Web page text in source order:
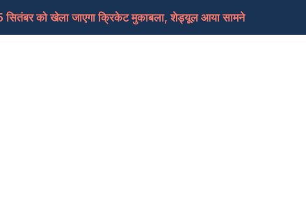
सितंबर को खेला जाएगा क्रिकेट मुकाबला, शेड्यूल आया सामने
से पहले बढ़ाई टीम की चिंता, चोट के बाद छोड़ा अभ्यास सत्र